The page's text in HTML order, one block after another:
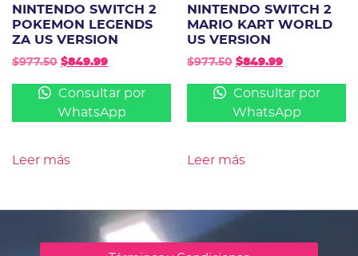
NINTENDO SWITCH 2
POKEMON LEGENDS
ZA US VERSION
$977.50 $849.99
Consultar por
WhatsApp
Leer más
NINTENDO SWITCH 2
MARIO KART WORLD
US VERSION
$977.50 $849.99
Consultar por
WhatsApp
Leer más